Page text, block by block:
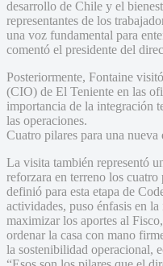
desarrollo de Chile y el
representantes de los
una voz fundamental para
comentó el presidente del
Posteriormente, Fontaine
(CIO) de El Teniente en las
importancia de la integración
las operaciones.
Cuatro pilares para una nueva
La visita también representó
reforzara en terreno los
definió para esta etapa de
actividades, puso énfasis en
maximizar los aportes al
ordenar la casa con mano
la sostenibilidad operacional,